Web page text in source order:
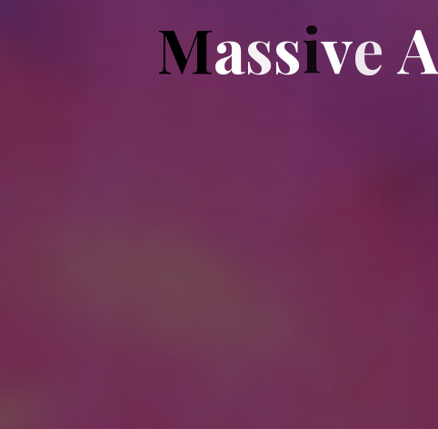
Massive A